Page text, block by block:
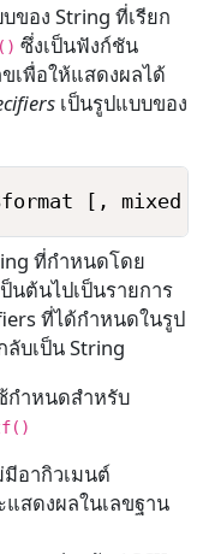
ของ String ที่เรียก
ซึ่งเป็นฟังก์ชัน
เพื่อให้แสดงผลได้
เป็นรูปแบบของ
ที่กำหนดโดย
นต้นไปเป็นรายการ
ที่ได้กำหนดในรูป
บเป็น String
กำหนดสำหรับ
มีอากิวเมนต์
สดงผลในเลขฐาน